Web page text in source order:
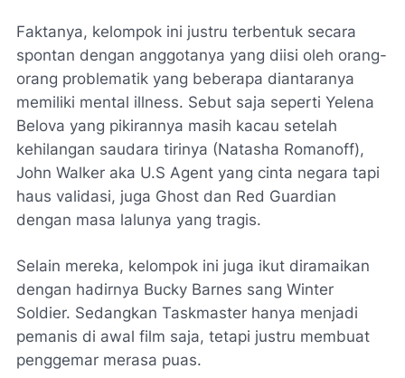
Faktanya, kelompok ini justru terbentuk secara
spontan dengan anggotanya yang diisi oleh orang-
orang problematik yang beberapa diantaranya
memiliki mental illness. Sebut saja seperti Yelena
Belova yang pikirannya masih kacau setelah
kehilangan saudara tirinya (Natasha Romanoff),
John Walker aka U.S Agent yang cinta negara tapi
haus validasi, juga Ghost dan Red Guardian
dengan masa lalunya yang tragis.
Selain mereka, kelompok ini juga ikut diramaikan
dengan hadirnya Bucky Barnes sang Winter
Soldier. Sedangkan Taskmaster hanya menjadi
pemanis di awal film saja, tetapi justru membuat
penggemar merasa puas.